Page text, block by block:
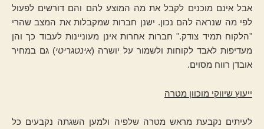
אבל אינם מוכנים לקבל את מה המוצע להם והם דורשים לפעול
לפי מה שנראה להם נכון. ישנן חברות שמקבלות את המצב שהרי
"הלקוח תמיד צודק." חברות אחרות אינן מעוניינות לעבוד כך והן
מעדיפות לאבד לקוחות ולשמור על יושרה (אינטגריטי) גם במחיר
אובדן רווח מסוים.
ייעוץ שיווקי מוכוון מטרה
לעיתים נקבעת מראש מטרה שלפיה ולמען השגתה נקבעים כל